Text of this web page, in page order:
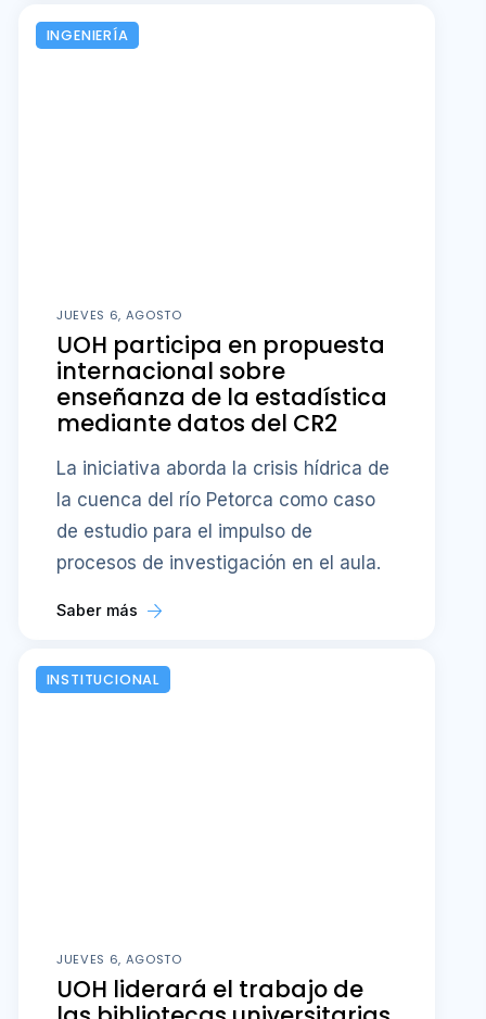
INGENIERÍA
JUEVES 6, AGOSTO
UOH participa en propuesta
internacional sobre
enseñanza de la estadística
mediante datos del CR2
La iniciativa aborda la crisis hídrica de
la cuenca del río Petorca como caso
de estudio para el impulso de
procesos de investigación en el aula.
Saber más
INSTITUCIONAL
JUEVES 6, AGOSTO
UOH liderará el trabajo de